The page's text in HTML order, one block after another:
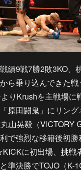
績9戦7勝2敗3KO、
ら乗り込んできた
りKrushを主戦場に
原田闘鬼」にリン
山晃毅（VICTORY
で強烈な移籍後初
に初出場、挑戦
準決勝でTOJO（K-